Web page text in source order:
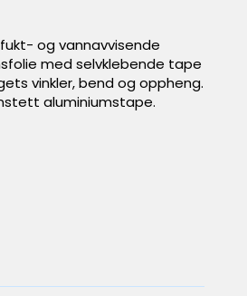
fukt- og vannavvisende
med selvklebende tape
vinkler, bend og oppheng.
aluminiumstape.